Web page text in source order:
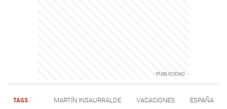
TAGS MARTÍN INSAURRALDE VACACIONES ESPAÑA